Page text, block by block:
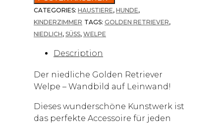
CATEGORIES: HAUSTIERE, HUNDE,
KINDERZIMMER TAGS: GOLDEN RETRIEVER,
NIEDLICH, SÜSS , WELPE
Description
Der niedliche Golden Retriever
Welpe – Wandbild auf Leinwand!
Dieses wunderschöne Kunstwerk ist
das perfekte Accessoire für jeden